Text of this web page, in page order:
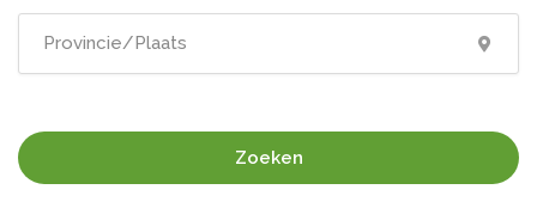
Zoeken